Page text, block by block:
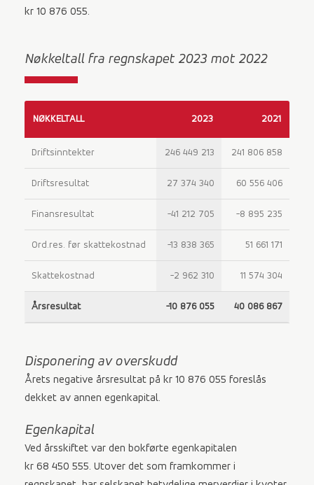
kr 10 876 055.
Nøkkeltall fra regnskapet 2023 mot 2022
NØKKELTALL 2023 2021
Driftsinntekter 246 449 213 241 806 858
Driftsresultat 27 374 340 60 556 406
Finansresultat -41 212 705 -8 895 235
Ord.res. før skattekostnad -13 838 365 51 661 171
Skattekostnad -2 962 310 11 574 304
Årsresultat -10 876 055 40 086 867
Disponering av overskudd
Årets negative årsresultat på kr 10 876 055 foreslås
dekket av annen egenkapital.
Egenkapital
Ved årsskiftet var den bokførte egenkapitalen
kr 68 450 555. Utover det som framkommer i